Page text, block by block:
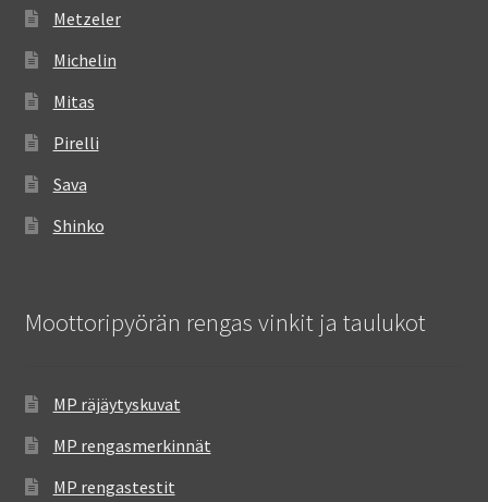
Metzeler
Michelin
Mitas
Pirelli
Sava
Shinko
Moottoripyörän rengas vinkit ja taulukot
MP räjäytyskuvat
MP rengasmerkinnät
MP rengastestit